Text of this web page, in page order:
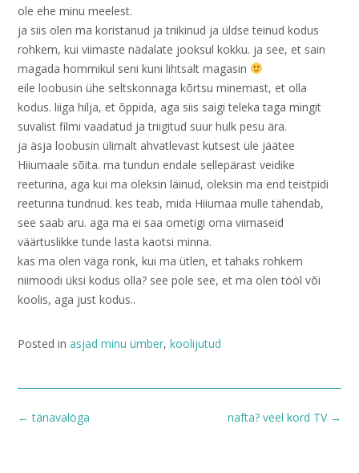
ole ehe minu meelest.
ja siis olen ma koristanud ja triikinud ja üldse teinud kodus
rohkem, kui viimaste nädalate jooksul kokku. ja see, et sain
magada hommikul seni kuni lihtsalt magasin
eile loobusin ühe seltskonnaga kõrtsu minemast, et olla
kodus. liiga hilja, et õppida, aga siis saigi teleka taga mingit
suvalist filmi vaadatud ja triigitud suur hulk pesu ära.
ja äsja loobusin ülimalt ahvatlevast kutsest üle jäätee
Hiiumaale sõita. ma tundun endale sellepärast veidike
reeturina, aga kui ma oleksin läinud, oleksin ma end teistpidi
reeturina tundnud. kes teab, mida Hiiumaa mulle tähendab,
see saab aru. aga ma ei saa ometigi oma viimaseid
väärtuslikke tunde lasta kaotsi minna.
kas ma olen väga ronk, kui ma ütlen, et tahaks rohkem
niimoodi üksi kodus olla? see pole see, et ma olen tööl või
koolis, aga just kodus..
Posted in asjad minu ümber, koolijutud
Post
nafta? veel kord TV →
← tänavalöga